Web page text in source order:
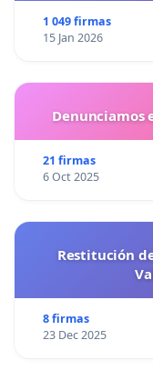
1 049 firmas
15 Jan 2026
Denunciamos
21 firmas
6 Oct 2025
Restitución
8 firmas
23 Dec 2025